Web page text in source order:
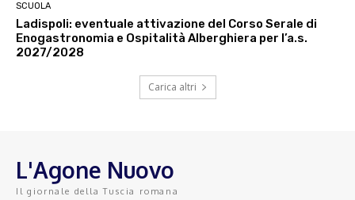
SCUOLA
Ladispoli: eventuale attivazione del Corso Serale di
Enogastronomia e Ospitalità Alberghiera per l’a.s.
2027/2028
Carica altri
L'Agone Nuovo
Il giornale della Tuscia romana